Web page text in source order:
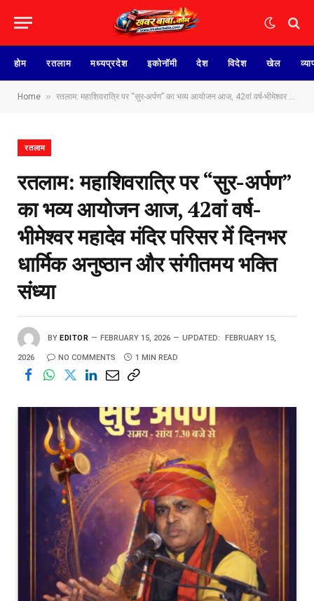
होम रतलाम मध्यप्रदेश इकोनॉमी देश विदेश खेल
Home » रतलाम: महाशिवरात्रि पर “सुर-अर्पण” का भव्य आयोजन आज, 42वां वर्ष-भीमेश्वर महादेव मंदिर परिसर में दिनभर धार्मिक अनुष्ठान और संगीतमय भक्ति संध्या
रतलाम
रतलाम: महाशिवरात्रि पर “सुर-अर्पण”
का भव्य आयोजन आज, 42वां वर्ष-
भीमेश्वर महादेव मंदिर परिसर में दिनभर
धार्मिक अनुष्ठान और संगीतमय भक्ति
संध्या
BY EDITOR FEBRUARY 15, 2026 UPDATED: FEBRUARY 15,
2026 NO COMMENTS 1 MIN READ